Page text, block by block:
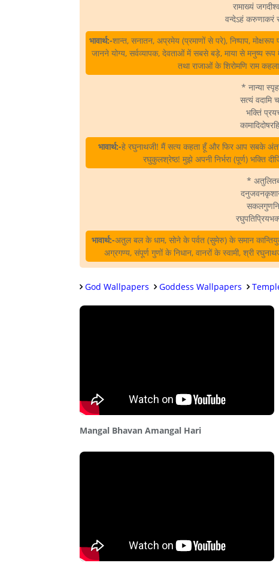
रामाख्यं
वन्देऽहं करुणाकरं
भावार्थ:-शान्त, सनातन, अप्रमेय (प्रमाणों से परे), निष्पाप,
जानने योग्य, सर्वव्यापक, देवताओं में सबसे बड़े, माया से मनुष्य
तथा राजाओं के शिरोमणि राम
* नान्या
सत्यं वदामि
भक्तिं
भावार्थ:-हे रघुनाथजी! मैं सत्य कहता हूँ और फिर आप सबके
रघुकुलश्रेष्ठ! मुझे अपनी निर्भरा (पूर्ण) भक्ति
*
दनुजवनकृशानुं
भावार्थ:-अतुल बल के धाम, सोने के पर्वत (सुमेरु) के समान
अग्रगण्य, संपूर्ण गुणों के निधान, वानरों के स्वामी, श्री
God Wallpapers Goddess Wallpapers
Mangal Bhavan Amangal Hari